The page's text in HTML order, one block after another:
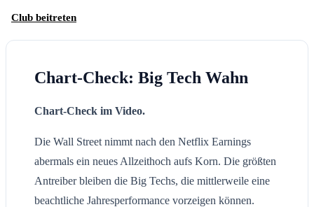
Club beitreten
Chart-Check: Big Tech Wahn
Chart-Check im Video.
Die Wall Street nimmt nach den Netflix Earnings
abermals ein neues Allzeithoch aufs Korn. Die größten
Antreiber bleiben die Big Techs, die mittlerweile eine
beachtliche Jahresperformance vorzeigen können.